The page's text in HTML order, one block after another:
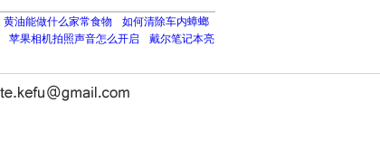
黄油能做什么家常食物
如何清除车内蟑螂
苹果相机拍照声音怎么开启
戴尔笔记本亮